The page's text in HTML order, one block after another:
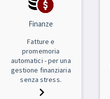
Finanze
Fatture e
promemoria
automatici - per una
gestione finanziaria
senza stress.